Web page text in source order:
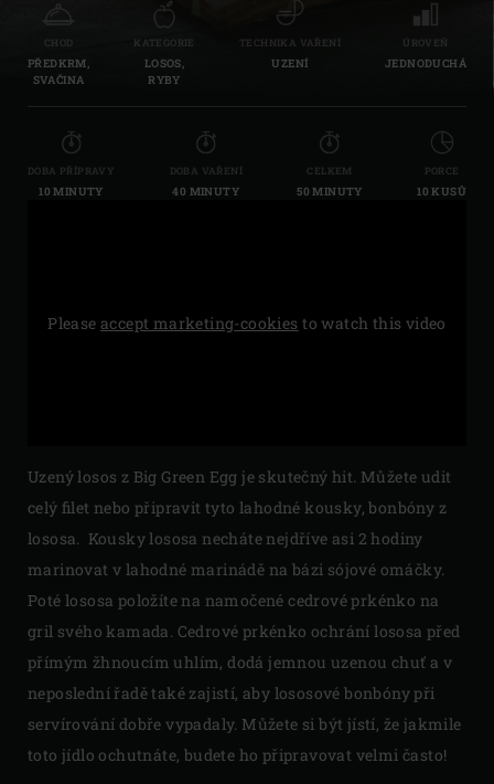
CHOD
PŘEDKRM,
SVAČINA
KATEGORIE
LOSOS,
RYBY
TECHNIKA VAŘENÍ
UZENÍ
ÚROVEŇ
JEDNODUCHÁ
DOBA PŘÍPRAVY
10 MINUTY
DOBA VAŘENÍ
40 MINUTY
CELKEM
50 MINUTY
PORCE
10 KUSŮ
Pleaseaccept marketing-cookies to watch this video
Uzený losos z Big Green Egg je skutečný hit. Můžete udit
celý filet nebo připravit tyto lahodné kousky, bonbóny z
lososa. Kousky lososa necháte nejdříve asi 2 hodiny
marinovat v lahodné marinádě na bázi sójové omáčky.
Poté lososa položíte na namočené cedrové prkénko na
gril svého kamada. Cedrové prkénko ochrání lososa před
přímým žhnoucím uhlím, dodá jemnou uzenou chuť a v
neposlední řadě také zajistí, aby lososové bonbóny při
servírování dobře vypadaly. Můžete si být jístí, že jakmile
toto jídlo ochutnáte, budete ho připravovat velmi často!